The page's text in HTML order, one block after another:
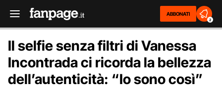
ABBONATI
2
Il selfie senza filtri di Vanessa
Incontrada ci ricorda la bellezza
dell’autenticità: “Io sono così”